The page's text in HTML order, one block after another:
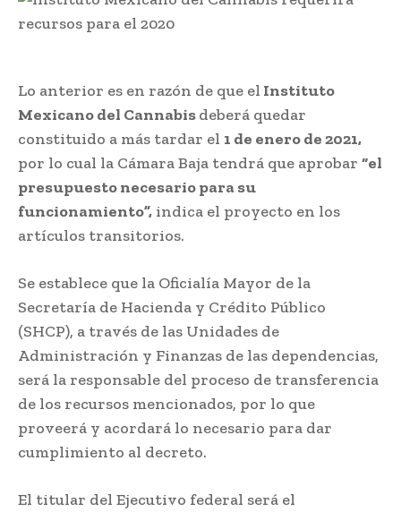
Lo anterior es en razón de que el Instituto
Mexicano del Cannabisdeberá quedar
constituido a más tardar el 1 de enero de 2021,
por lo cual la Cámara Baja tendrá que aprobar “el
presupuesto necesario para su
funcionamiento”, indica el proyecto en los
artículos transitorios.
Se establece que la Oficialía Mayor de la
Secretaría de Hacienda y Crédito Público
(SHCP), a través de las Unidades de
Administración y Finanzas de las dependencias,
será la responsable del proceso de transferencia
de los recursos mencionados, por lo que
proveerá y acordará lo necesario para dar
cumplimiento al decreto.
El titular del Ejecutivo federal será el